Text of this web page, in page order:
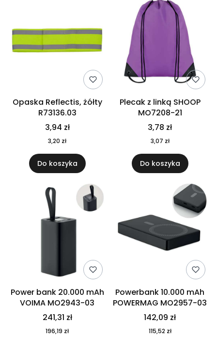
Opaska Reflectis, żółty
R73136.03
3,94 zł
3,20 zł
Do koszyka
Plecak z linką SHOOP
MO7208-21
3,78 zł
3,07 zł
Do koszyka
Power bank 20.000 mAh
VOIMA MO2943-03
241,31 zł
196,19 zł
Powerbank 10.000 mAh
POWERMAG MO2957-03
142,09 zł
115,52 zł